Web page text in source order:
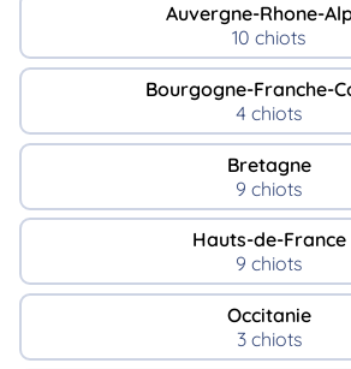
Auvergne-Rhone-
10 chiots
Bourgogne-Franche-
4 chiots
Bretagne
9 chiots
Hauts-de-France
9 chiots
Occitanie
3 chiots